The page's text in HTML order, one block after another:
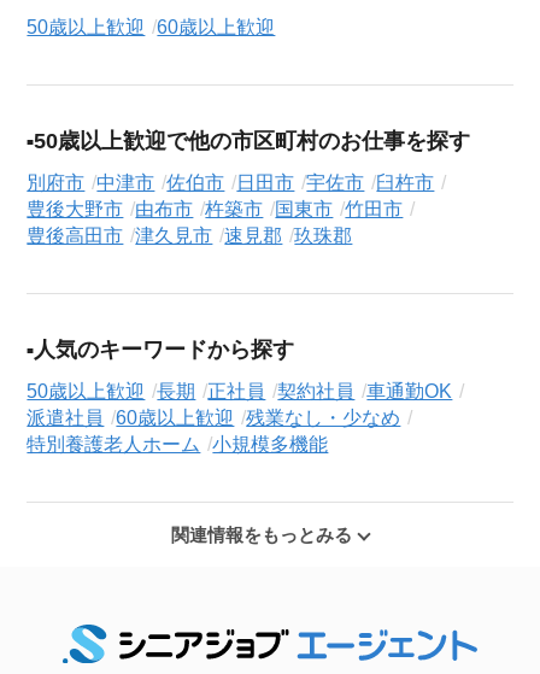
50歳以上歓迎 60歳以上歓迎
50歳以上歓迎で他の市区町村のお仕事を探す
別府市 中津市 佐伯市 日田市 宇佐市
臼杵市
豊後大野市
由布市 杵築市 国東市
竹田市
豊後高田市
津久見市 速見郡 玖珠郡
人気のキーワードから探す
50歳以上歓迎 長期 正社員 契約社員
車通勤OK
派遣社員
60歳以上歓迎
残業なし・少なめ
特別養護老人ホーム
小規模多機能
関連情報をもっとみる